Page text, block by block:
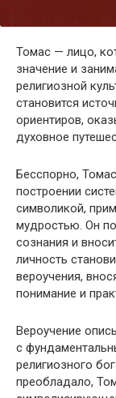
Томас — лицо,
значение и
религиозной
становится
ориентиров,
духовное
Бесспорно,
построении
символикой,
мудростью. Он
сознания и
личность
вероучения,
понимание и
Вероучение
с
религиозного
преобладало,